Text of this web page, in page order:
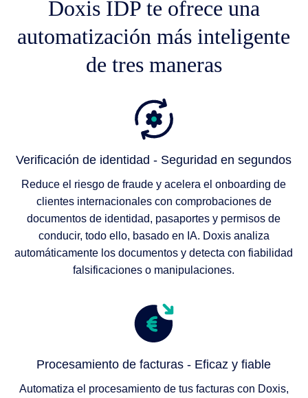
Doxis IDP te ofrece una
automatización más inteligente
de tres maneras
Verificación de identidad - Seguridad en segundos
Reduce el riesgo de fraude y acelera el onboarding de
clientes internacionales con comprobaciones de
documentos de identidad, pasaportes y permisos de
conducir, todo ello, basado en IA. Doxis analiza
automáticamente los documentos y detecta con fiabilidad
falsificaciones o manipulaciones.
Procesamiento de facturas - Eficaz y fiable
Automatiza el procesamiento de tus facturas con Doxis,